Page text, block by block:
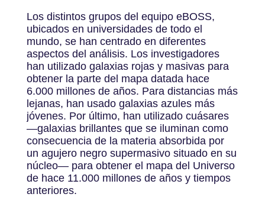
Los distintos grupos del equipo eBOSS,
ubicados en universidades de todo el
mundo, se han centrado en diferentes
aspectos del análisis. Los investigadores
han utilizado galaxias rojas y masivas para
obtener la parte del mapa datada hace
6.000 millones de años. Para distancias más
lejanas, han usado galaxias azules más
jóvenes. Por último, han utilizado cuásares
—galaxias brillantes que se iluminan como
consecuencia de la materia absorbida por
un agujero negro supermasivo situado en su
núcleo— para obtener el mapa del Universo
de hace 11.000 millones de años y tiempos
anteriores.